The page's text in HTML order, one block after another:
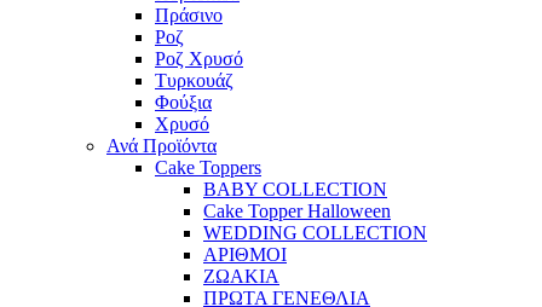
Πράσινο
Ροζ
Ροζ Χρυσό
Τυρκουάζ
Φούξια
Χρυσό
Ανά Προϊόντα
Cake Toppers
BABY COLLECTION
Cake Topper Halloween
WEDDING COLLECTION
ΑΡΙΘΜΟΙ
ΖΩΑΚΙΑ
ΠΡΩΤΑ ΓΕΝΕΘΛΙΑ